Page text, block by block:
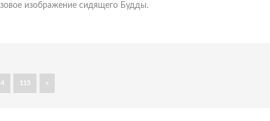
изображение сидящего Будды.
115 »